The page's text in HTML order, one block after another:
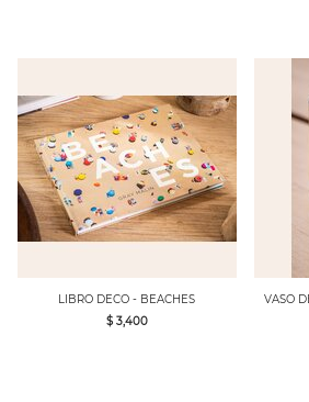
LIBRO DECO - BEACHES
$ 3,400
VASO